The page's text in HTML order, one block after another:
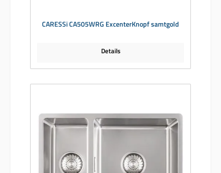
CARESSi CA505WRG ExcenterKnopf samtgold
Details